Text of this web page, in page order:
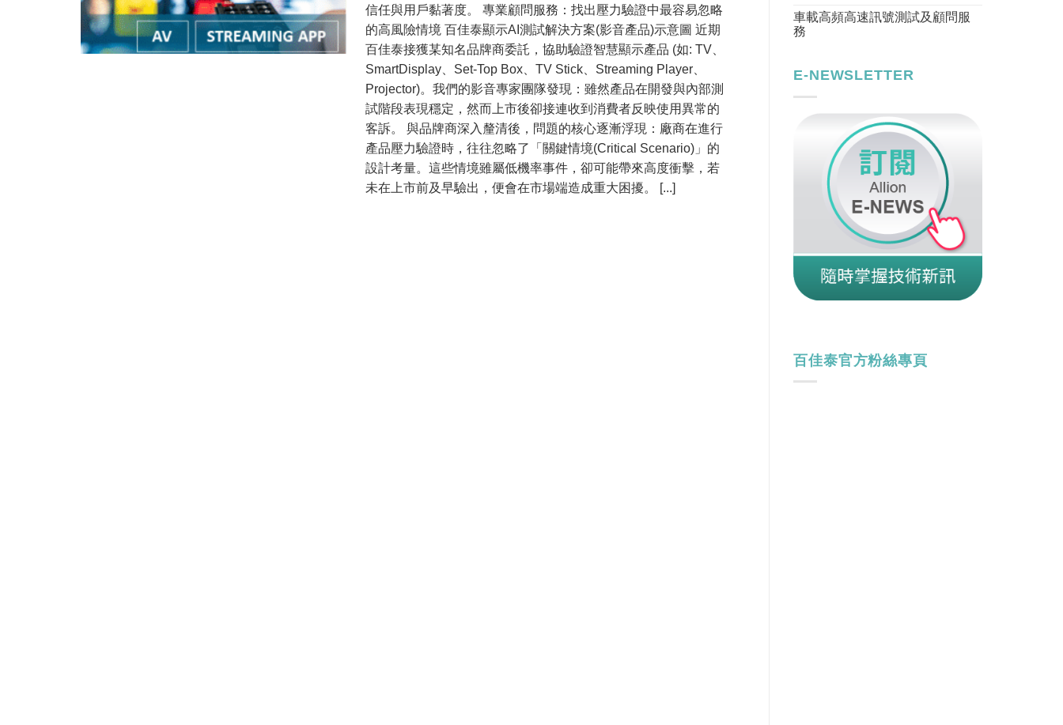
信任與用戶黏著度。 專業顧問服務：找出壓力驗證中最容易忽略
的高風險情境 百佳泰顯示AI測試解決方案(影音產品)示意圖 近期
百佳泰接獲某知名品牌商委託，協助驗證智慧顯示產品 (如: TV、
SmartDisplay、Set-Top Box、TV Stick、Streaming Player、
Projector)。我們的影音專家團隊發現：雖然產品在開發與內部測
試階段表現穩定，然而上市後卻接連收到消費者反映使用異常的
客訴。 與品牌商深入釐清後，問題的核心逐漸浮現：廠商在進行
產品壓力驗證時，往往忽略了「關鍵情境(Critical Scenario)」的
設計考量。這些情境雖屬低機率事件，卻可能帶來高度衝擊，若
未在上市前及早驗出，便會在市場端造成重大困擾。 [...]
車載高頻高速訊號測試及顧問服
務
E-NEWSLETTER
百佳泰官方粉絲專頁